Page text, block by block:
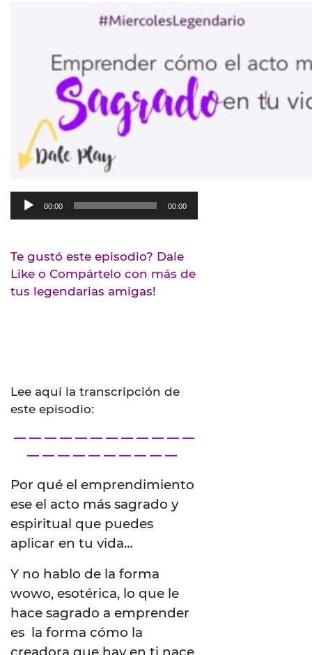
Reproductor
de
00:00 00:00
Te gustó este episodio? Dale
Like o Compártelo con más de
tus legendarias amigas!
Lee aquí la transcripción de
este episodio:
— — — — — — — — — — — —
— — — — — — — — — —
Por qué el emprendimiento
ese el acto más sagrado y
espiritual que puedes
aplicar en tu vida…
Y no hablo de la forma
wowo, esotérica, lo que le
hace sagrado a emprender
es la forma cómo la